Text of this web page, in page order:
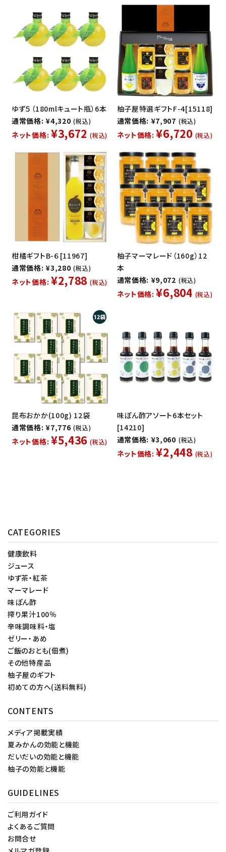
ゆず５（180mlキュート瓶）6本
通常価格: ¥4,320 (税込)
ネット価格: ¥3,672 (税込)
柚子屋特選ギフトF-4[15118]
通常価格: ¥7,907 (税込)
ネット価格: ¥6,720 (税込)
柑橘ギフトB-６[11967]
通常価格: ¥3,280 (税込)
ネット価格: ¥2,788 (税込)
柚子マーマレード（160g）12
本
通常価格: ¥9,072 (税込)
ネット価格: ¥6,804 (税込)
昆布おかか(100g) 12袋
通常価格: ¥7,776 (税込)
ネット価格: ¥5,436 (税込)
味ぽん酢アソート6本セット
[14210]
通常価格: ¥3,060 (税込)
ネット価格: ¥2,448 (税込)
CATEGORIES
健康飲料
ジュース
ゆず茶・紅茶
マーマレード
味ぽん酢
搾り果汁100％
辛味調味料・塩
ゼリー・あめ
ご飯のおとも(佃煮)
その他特産品
柚子屋のギフト
初めての方へ(送料無料)
CONTENTS
メディア掲載実績
夏みかんの効能と機能
だいだいの効能と機能
柚子の効能と機能
GUIDELINES
ご利用ガイド
よくあるご質問
お問合せ